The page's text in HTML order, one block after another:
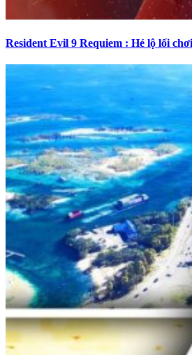
Resident Evil 9 Requiem : Hé lộ lối